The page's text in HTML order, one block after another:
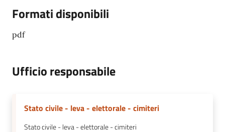
Formati disponibili
pdf
Ufficio responsabile
Stato civile - leva - elettorale - cimiteri
Stato civile - leva - elettorale - cimiteri